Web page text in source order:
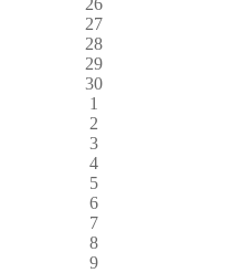
27
28
29
30
1
2
3
4
5
6
7
8
9